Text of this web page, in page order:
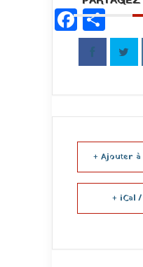
+ Ajouter à
+ iCal